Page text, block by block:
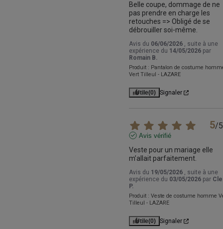
Belle coupe, dommage de ne
pas prendre en charge les
retouches => Obligé de se
débrouiller soi-même.
Avis du 06/06/2026 , suite à une
expérience du 14/05/2026 par
Romain B.
Produit : Pantalon de costume
Vert Tilleul - LAZARE
Utile(0) Signaler
5/5
Avis vérifié
Veste pour un mariage elle
m’allait parfaitement.
Avis du 19/05/2026 , suite à une
expérience du 03/05/2026 par
P.
Produit : Veste de costume homme
Tilleul - LAZARE
Utile(0) Signaler